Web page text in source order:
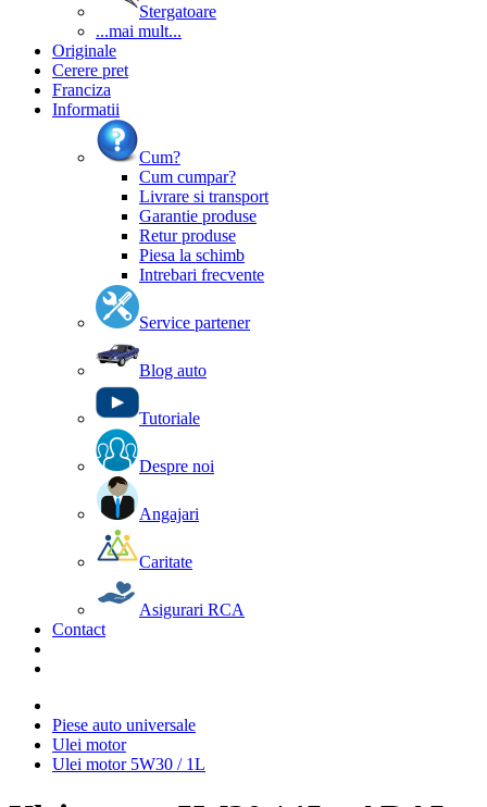
Stergatoare
...mai mult...
Originale
Cerere pret
Franciza
Informatii
Cum?
Cum cumpar?
Livrare si transport
Garantie produse
Retur produse
Piesa la schimb
Intrebari frecvente
Service partener
Blog auto
Tutoriale
Despre noi
Angajari
Caritate
Asigurari RCA
Contact
Piese auto universale
Ulei motor
Ulei motor 5W30 / 1L